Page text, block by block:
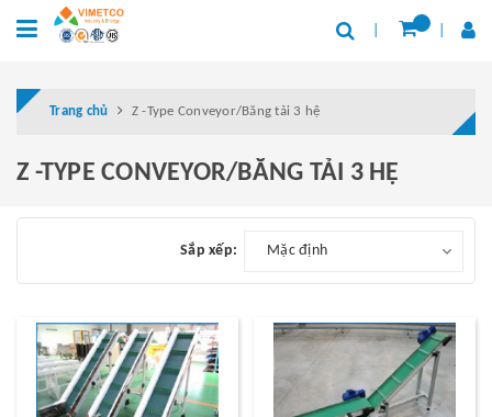
Trang chủ Z -Type Conveyor/Băng tải 3 hệ
Z -TYPE CONVEYOR/BĂNG TẢI 3 HỆ
Sắp xếp: Mặc định